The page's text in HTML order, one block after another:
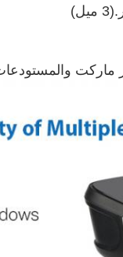
والمستودعات